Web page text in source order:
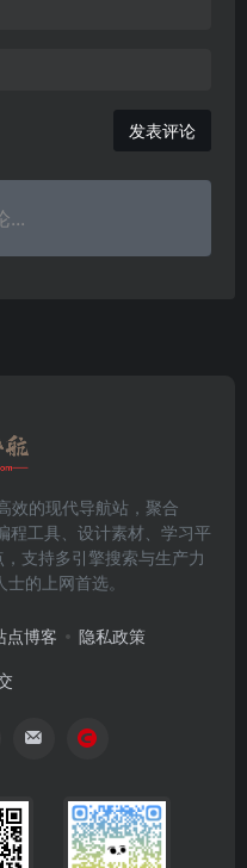
发表评论
...
效的现代导航站，聚合
程工具、设计素材、学习平
支持多引擎搜索与生产力
的上网首选。
点博客 隐私政策